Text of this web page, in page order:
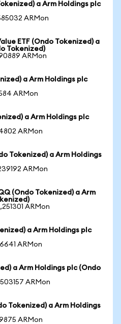
a Arm Holdings plc
ARMon
ETF (Ondo Tokenized) a
Tokenized)
ARMon
a Arm Holdings plc
ARMon
a Arm Holdings plc
ARMon
Tokenized) a Arm Holdings
ARMon
(Ondo Tokenized) a Arm
ARMon
a Arm Holdings plc
ARMon
a Arm Holdings plc (Ondo
ARMon
Tokenized) a Arm Holdings
ARMon